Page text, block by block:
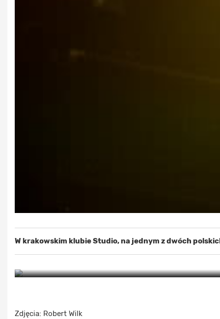
W krakowskim klubie Studio, na jednym z dwóch
Zdjęcia: Robert Wilk